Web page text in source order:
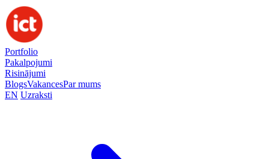
Portfolio
Pakalpojumi
Risinājumi
BlogsVakancesPar mums
EN Uzraksti